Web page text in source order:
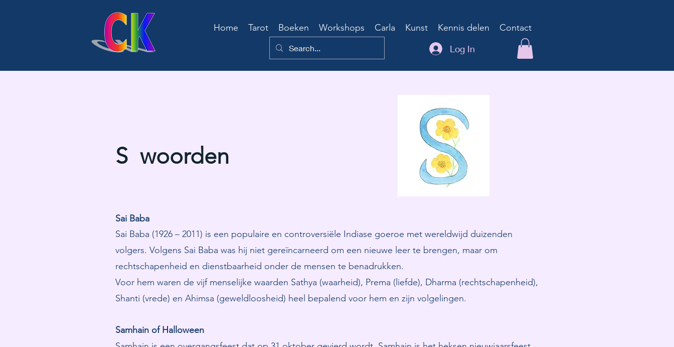
Home Tarot Boeken Workshops Carla Kunst Kennis delen
Contact
Log In
S woorden
Sai Baba
Sai Baba (1926 – 2011) is een populaire en controversiële Indiase goeroe met wereldwijd duizenden
volgers. Volgens Sai Baba was hij niet gereïncarneerd om een nieuwe leer te brengen, maar om
rechtschapenheid en dienstbaarheid onder de mensen te benadrukken.
Voor hem waren de vijf menselijke waarden Sathya (waarheid), Prema (liefde), Dharma (rechtschapenheid),
Shanti (vrede) en Ahimsa (geweldloosheid) heel bepalend voor hem en zijn volgelingen.
Samhain of Halloween